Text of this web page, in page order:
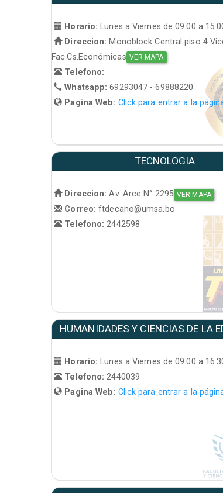
Horario:
Lunes a Viernes de 09:00 a
Direccion: Monoblock Central piso 4
Fac.Cs.Económicas VER MAPA
Telefono:
Whatsapp:69293047 - 69888220
Pagina Web: Click para entrar a la
TECNOLOGIA
Direccion: Av. Arce N° 2295 VER MAPA
Correo:ftdecano@umsa.bo
Telefono:2442598
HUMANIDADES Y CIENCIAS DE LA
Horario:
Lunes a Viernes de 09:00 a
Telefono: 2440039
Pagina Web: Click para entrar a la